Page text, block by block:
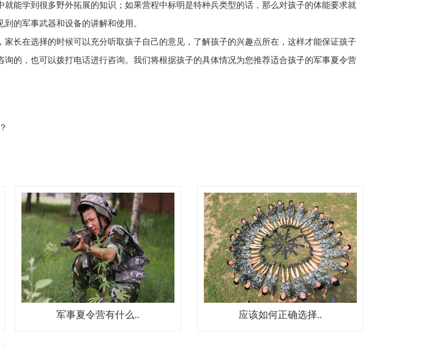
能学到很多野外拓展的知识；如果营程中标明是特种兵类型的话，那么对孩子的体能要求就
的军事武器和设备的讲解和使用。
在选择的时候可以充分听取孩子自己的意见，了解孩子的兴趣点所在，这样才能保证孩子
的，也可以拨打电话进行咨询。我们将根据孩子的具体情况为您推荐适合孩子的军事夏令营
军事夏令营有什么.. 应该如何正确选择..